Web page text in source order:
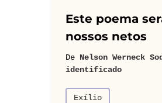
Este poema
nossos netos
De Nelson Werneck
identificado
Exílio